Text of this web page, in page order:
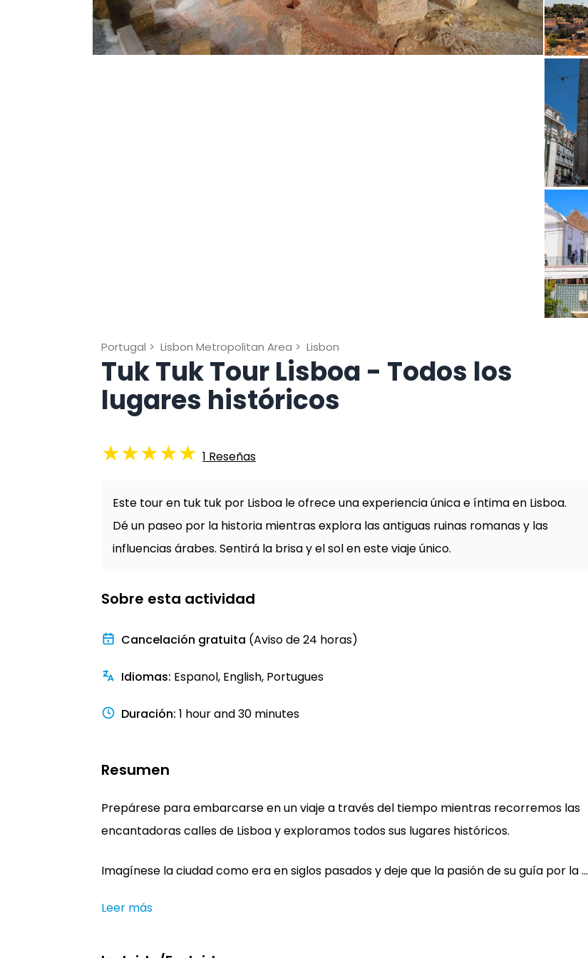
Portugal > Lisbon Metropolitan Area > Lisbon
Tuk Tuk Tour Lisboa - Todos los
lugares históricos
★★★★★ 1 Reseñas
Este tour en tuk tuk por Lisboa le ofrece una experiencia única e íntima en Lisboa.
Dé un paseo por la historia mientras explora las antiguas ruinas romanas y las
influencias árabes. Sentirá la brisa y el sol en este viaje único.
Sobre esta actividad
Cancelación gratuita (Aviso de 24 horas)
Idiomas: Espanol, English, Portugues
Duración: 1 hour and 30 minutes
Resumen
Prepárese para embarcarse en un viaje a través del tiempo mientras recorremos las
encantadoras calles de Lisboa y exploramos todos sus lugares históricos.
Imagínese la ciudad como era en siglos pasados y deje que la pasión de su guía por la ...
Leer más